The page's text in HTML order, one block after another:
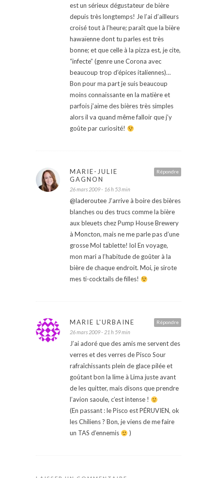
est un sérieux dégustateur de bière
depuis très longtemps! Je l’ai d’ailleurs
croisé tout à l’heure; paraît que la bière
hawaïenne dont tu parles est très
bonne; et que celle à la pizza est, je cite,
“infecte” (genre une Corona avec
beaucoup trop d’épices italiennes)…
Bon pour ma part je suis beaucoup
moins connaissante en la matière et
parfois j’aime des bières très simples
alors il va quand même falloir que j’y
goûte par curiosité!
Répondre
MARIE-JULIE
GAGNON
26 mars 2009 - 16 h 53 min
@laderoutee J’arrive à boire des bières
blanches ou des trucs comme la bière
aux bleuets chez Pump House Brewery
à Moncton, mais ne me parle pas d’une
grosse Mol tablette! lol En voyage,
mon mari a l’habitude de goûter à la
bière de chaque endroit. Moi, je sirote
mes ti-cocktails de filles!
Répondre
MARIE L'URBAINE
26 mars 2009 - 21 h 59 min
J’ai adoré que des amis me servent des
verres et des verres de Pisco Sour
rafraîchissants plein de glace pilée et
goûtant bon la lime à Lima juste avant
de les quitter, mais disons que prendre
l’avion saoule, c’est intense !
(En passant : le Pisco est PÉRUVIEN, ok
les Chiliens ? Bon, je viens de me faire
un TAS d’ennemis
)